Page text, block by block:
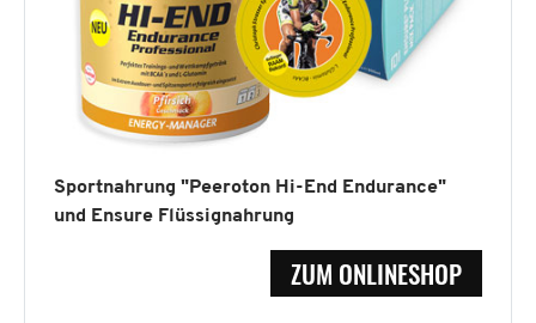
Sportnahrung "Peeroton Hi-End Endurance"
und Ensure Flüssignahrung
ZUM ONLINESHOP